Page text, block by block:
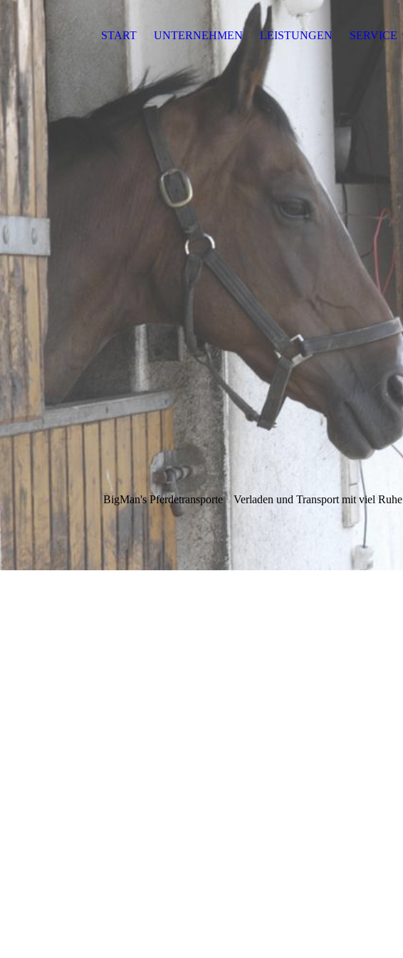
START UNTERNEHMEN LEISTUNGEN SERVICE
BigMan's Pferdetransporte Verladen und Transport mit viel Ruhe